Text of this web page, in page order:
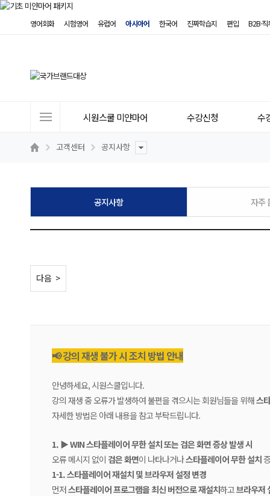
영어회화 시험영어 유럽어 아시아어 한국어 진짜학습지 편입 B2B·
트
시원스쿨 미얀마어 수강신청 수
고객센터 공지사항
공지사항 자주
< 이전
다음 >
📢 강의 재생 불가 시 조치 방법 안내
안녕하세요, 시원스쿨입니다.
강의 재생 중 오류가 발생하여 불편을 겪으시는 회원님들을 위해스
자세한 방법은 아래 내용을 참고 부탁드립니다.
1. ▶ WIN 스타플레이어 무한 설치 또는 검은 화면 증상 발생 시
오류 메시지 없이 검은 화면이 나타나거나스타플레이어 무한 설치
1-1. 스타플레이어 재설치 및 브라우저 설정 변경
먼저스타플레이어 프로그램을 최신 버전으로 재설치하고브라우저